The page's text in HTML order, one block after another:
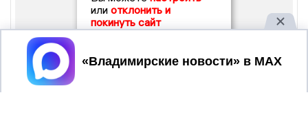
или отклонить и
покинуть сайт
Принять